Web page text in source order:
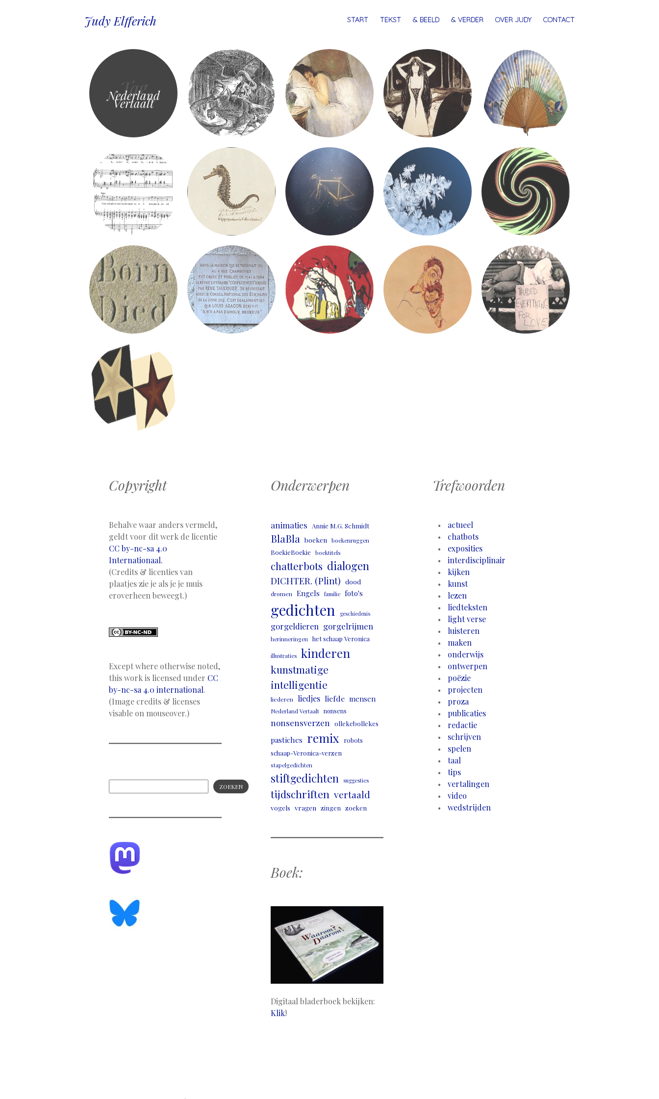
Judy Elfferich MENU
SPRINGSTART TEKST & BEELD & VERDER OVER JUDY CONTACT
Tag
Nederland
Vertaalt
Copyright
Behalve waar anders vermeld,
geldt voor dit werk de licentie
CC by-nc-sa 4.0
Internationaal.
(Credits & licenties van
plaatjes zie je als je je muis
eroverheen beweegt.)
Except where otherwise noted,
this work is licensed under CC
by-nc-sa 4.0 international.
(Image credits & licenses
visable on mouseover.)
ZOEKEN
Onderwerpen
animaties Annie M.G. Schmidt
BlaBla boeken boekenruggen
BoekieBoekie boektitels
chatterbots dialogen
DICHTER. (Plint) dood
dromen Engels familie foto's
gedichten geschiedenis
gorgeldieren gorgelrijmen
herinneringen het schaap Veronica
illustraties kinderen
kunstmatige
intelligentie
liederen liedjes liefde mensen
Nederland Vertaalt nonsens
nonsensverzen ollekebollekes
pastiches remix
robots
schaap-Veronica-verzen
stapelgedichten
stiftgedichten suggesties
tijdschriften vertaald
vogels vragen zingen zoeken
Boek:
Digitaal bladerboek bekijken:
Klik!
Trefwoorden
actueel
chatbots
exposities
interdisciplinair
kijken
kunst
lezen
liedteksten
light verse
luisteren
maken
onderwijs
ontwerpen
poëzie
projecten
proza
publicaties
redactie
schrijven
spelen
taal
tips
vertalingen
video
wedstrijden